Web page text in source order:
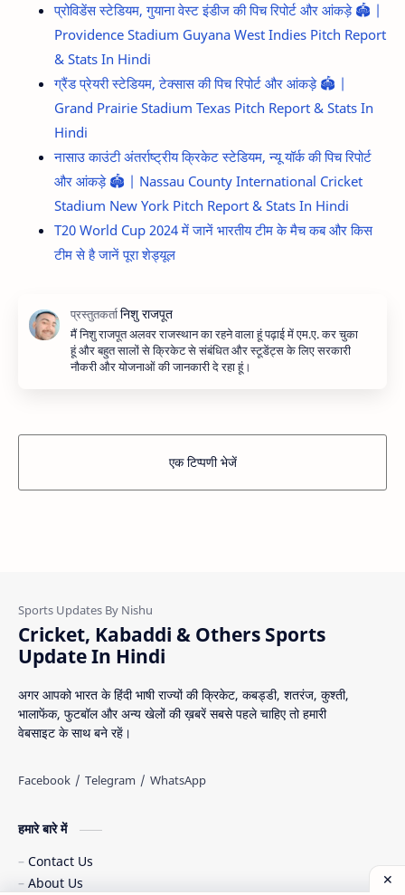
प्रोविडेंस स्टेडियम, गुयाना वेस्ट इंडीज की पिच रिपोर्ट और आंकड़े 🏟️ |
Providence Stadium Guyana West Indies Pitch Report
& Stats In Hindi
ग्रैंड प्रेयरी स्टेडियम, टेक्सास की पिच रिपोर्ट और आंकड़े 🏟️ |
Grand Prairie Stadium Texas Pitch Report & Stats In
Hindi
नासाउ काउंटी अंतर्राष्ट्रीय क्रिकेट स्टेडियम, न्यू यॉर्क की पिच रिपोर्ट
और आंकड़े 🏟️ | Nassau County International Cricket
Stadium New York Pitch Report & Stats In Hindi
T20 World Cup 2024 में जानें भारतीय टीम के मैच कब और किस
टीम से है जानें पूरा शेड्यूल
मैं निशु राजपूत अलवर राजस्थान का रहने वाला हूं पढ़ाई में एम.ए. कर चुका
हूं और बहुत सालों से क्रिकेट से संबंधित और स्टूडेंट्स के लिए सरकारी
नौकरी और योजनाओं की जानकारी दे रहा हूं।
एक टिप्पणी भेजें
Cricket, Kabaddi & Others Sports
Update In Hindi
अगर आपको भारत के हिंदी भाषी राज्यों की क्रिकेट, कबड्डी, शतरंज, कुश्ती,
भालाफेंक, फुटबॉल और अन्य खेलों की ख़बरें सबसे पहले चाहिए तो हमारी
वेबसाइट के साथ बने रहें।
हमारे बारे में
Contact Us
About Us